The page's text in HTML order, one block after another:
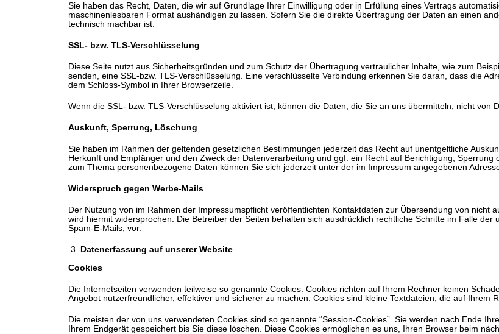
Sie haben das Recht, Daten, die wir auf Grundlage Ihrer Einwilligung oder in Erfüllung eines Vertrags
maschinenlesbaren Format aushändigen zu lassen. Sofern Sie die direkte Übertragung der Daten an einen
technisch machbar ist.
SSL- bzw. TLS-Verschlüsselung
Diese Seite nutzt aus Sicherheitsgründen und zum Schutz der Übertragung vertraulicher Inhalte, wie zum
senden, eine SSL-bzw. TLS-Verschlüsselung. Eine verschlüsselte Verbindung erkennen Sie daran, dass die
dem Schloss-Symbol in Ihrer Browserzeile.
Wenn die SSL- bzw. TLS-Verschlüsselung aktiviert ist, können die Daten, die Sie an uns übermitteln, nicht von
Auskunft, Sperrung, Löschung
Sie haben im Rahmen der geltenden gesetzlichen Bestimmungen jederzeit das Recht auf unentgeltliche
Herkunft und Empfänger und den Zweck der Datenverarbeitung und ggf. ein Recht auf Berichtigung,
zum Thema personenbezogene Daten können Sie sich jederzeit unter der im Impressum angegebenen
Widerspruch gegen Werbe-Mails
Der Nutzung von im Rahmen der Impressumspflicht veröffentlichten Kontaktdaten zur Übersendung von nicht
wird hiermit widersprochen. Die Betreiber der Seiten behalten sich ausdrücklich rechtliche Schritte im Falle
Spam-E-Mails, vor.
Datenerfassung auf unserer Website
Cookies
Die Internetseiten verwenden teilweise so genannte Cookies. Cookies richten auf Ihrem Rechner keinen
Angebot nutzerfreundlicher, effektiver und sicherer zu machen. Cookies sind kleine Textdateien, die auf Ihrem
Die meisten der von uns verwendeten Cookies sind so genannte “Session-Cookies”. Sie werden nach Ende
Ihrem Endgerät gespeichert bis Sie diese löschen. Diese Cookies ermöglichen es uns, Ihren Browser beim